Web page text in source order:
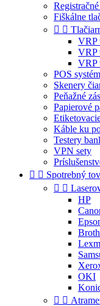
Fiškálne
 
VRP
VRP
VRP
POS
Skenery
Peňažné
Papierové
Káble ku
Testery
VPN sety
  Spotrebný
 
HP
OKI
 